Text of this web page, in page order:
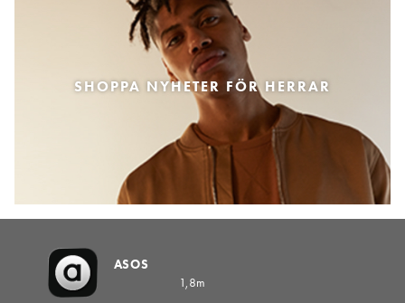
SHOPPA NYHETER FÖR HERRAR
ASOS
1,8m